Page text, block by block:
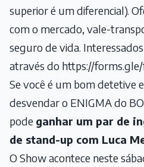
superior é um diferencial).
com o mercado, vale-
seguro de vida.
através do https://
Se você é um bom detetive
desvendar o ENIGMA do
pode ganhar um par de
de stand-up com Luca
O Show acontece neste